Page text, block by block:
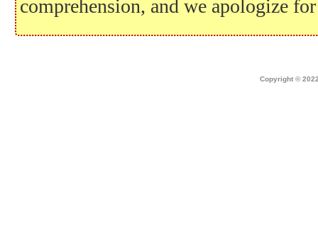
comprehension, and we apologize
Copyright ©